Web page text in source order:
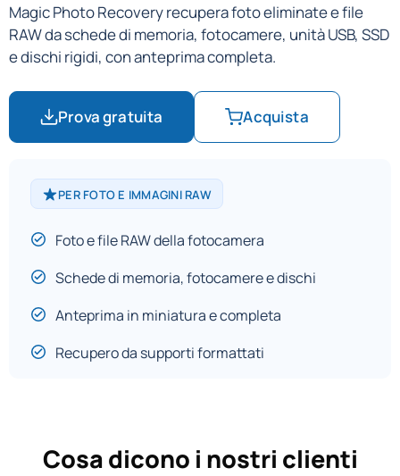
Magic Photo Recovery recupera foto eliminate e file
RAW da schede di memoria, fotocamere, unità USB, SSD
e dischi rigidi, con anteprima completa.
Prova gratuita Acquista
PER FOTO E IMMAGINI RAW
Foto e file RAW della fotocamera
Schede di memoria, fotocamere e dischi
Anteprima in miniatura e completa
Recupero da supporti formattati
Cosa dicono i nostri clienti